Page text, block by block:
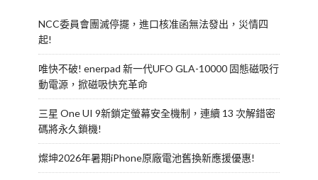
NCC委員會團滅停擺，進口核准函無法發出，災情四
起!
唯快不破! enerpad 新一代UFO GLA-10000 固態磁吸行
動電源，掀磁吸快充革命
三星 One UI 9新鎖定螢幕安全機制，連續 13 次解錯密
碼將永久鎖機!
燦坤2026年暑期iPhone原廠電池舊換新應援優惠!